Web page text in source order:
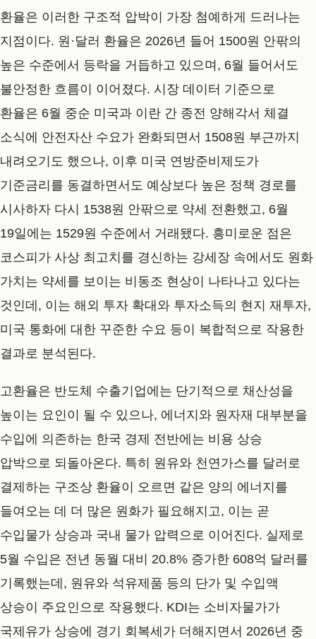
환율은 이러한 구조적 압박이 가장 첨예하게 드러나는
지점이다. 원·달러 환율은 2026년 들어 1500원 안팎의
높은 수준에서 등락을 거듭하고 있으며, 6월 들어서도
불안정한 흐름이 이어졌다. 시장 데이터 기준으로
환율은 6월 중순 미국과 이란 간 종전 양해각서 체결
소식에 안전자산 수요가 완화되면서 1508원 부근까지
내려오기도 했으나, 이후 미국 연방준비제도가
기준금리를 동결하면서도 예상보다 높은 정책 경로를
시사하자 다시 1538원 안팎으로 약세 전환했고, 6월
19일에는 1529원 수준에서 거래됐다. 흥미로운 점은
코스피가 사상 최고치를 경신하는 강세장 속에서도 원화
가치는 약세를 보이는 비동조 현상이 나타나고 있다는
것인데, 이는 해외 투자 확대와 투자소득의 현지 재투자,
미국 통화에 대한 꾸준한 수요 등이 복합적으로 작용한
결과로 분석된다.
고환율은 반도체 수출기업에는 단기적으로 채산성을
높이는 요인이 될 수 있으나, 에너지와 원자재 대부분을
수입에 의존하는 한국 경제 전반에는 비용 상승
압박으로 되돌아온다. 특히 원유와 천연가스를 달러로
결제하는 구조상 환율이 오르면 같은 양의 에너지를
들여오는 데 더 많은 원화가 필요해지고, 이는 곧
수입물가 상승과 국내 물가 압력으로 이어진다. 실제로
5월 수입은 전년 동월 대비 20.8% 증가한 608억 달러를
기록했는데, 원유와 석유제품 등의 단가 및 수입액
상승이 주요인으로 작용했다. KDI는 소비자물가가
국제유가 상승에 경기 회복세가 더해지면서 2026년 중